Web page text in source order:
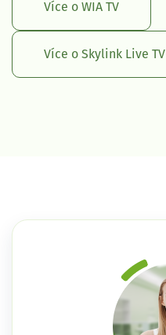
Více o WIA TV
Více o Skylink Live TV